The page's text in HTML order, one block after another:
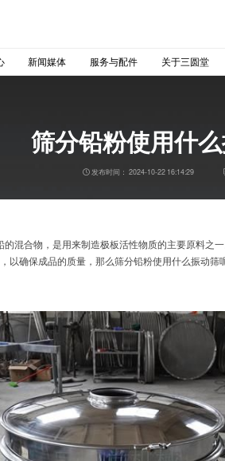
新闻媒体 服务与配件 关于三圆堂
筛分铅粉使用什
发布时间：2024-10-22 16:14:29
混合物，是用来制造极板活性物质的主要原料之
以确保成品的质量，那么筛分铅粉使用什么振动